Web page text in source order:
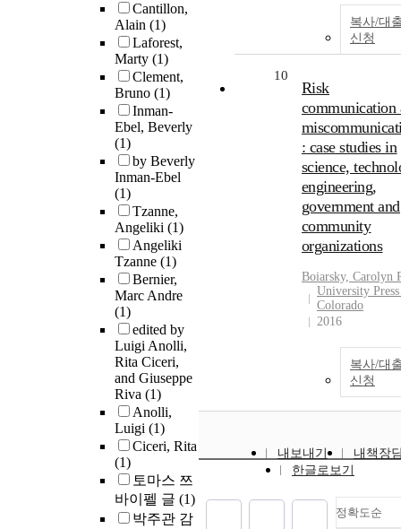
Cantillon,
Alain (1)
Laforest,
Marty (1)
Clement,
Bruno (1)
Inman-
Ebel, Beverly
(1)
by Beverly
Inman-Ebel
(1)
Tzanne,
Angeliki (1)
Angeliki
Tzanne (1)
Bernier,
Marc Andre
(1)
edited by
Luigi Anolli,
Rita Ciceri,
and Giuseppe
Riva (1)
Anolli,
Luigi (1)
Ciceri, Rita
(1)
토마스 쯔
바이펠 글 (1)
박주관 감
복사/대
신청
10
Risk
communication
: case studies in
science,
engineering,
government and
community
organizations
Boiarsky, Carolyn
University
Colorado
2016
복사/대
신청
내보내기
내책장
한글로보기
정확도순